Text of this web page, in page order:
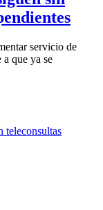
servicio de
que ya se